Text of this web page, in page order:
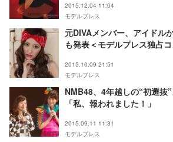
2015.12.04 11:04
モデルプレス
元DIVAメンバー、アイド
も発表＜モデルプレス独占
2015.10.09 21:51
モデルプレス
NMB48、4年越しの“初選抜
「私、報われました！」
2015.09.11 11:31
モデルプレス